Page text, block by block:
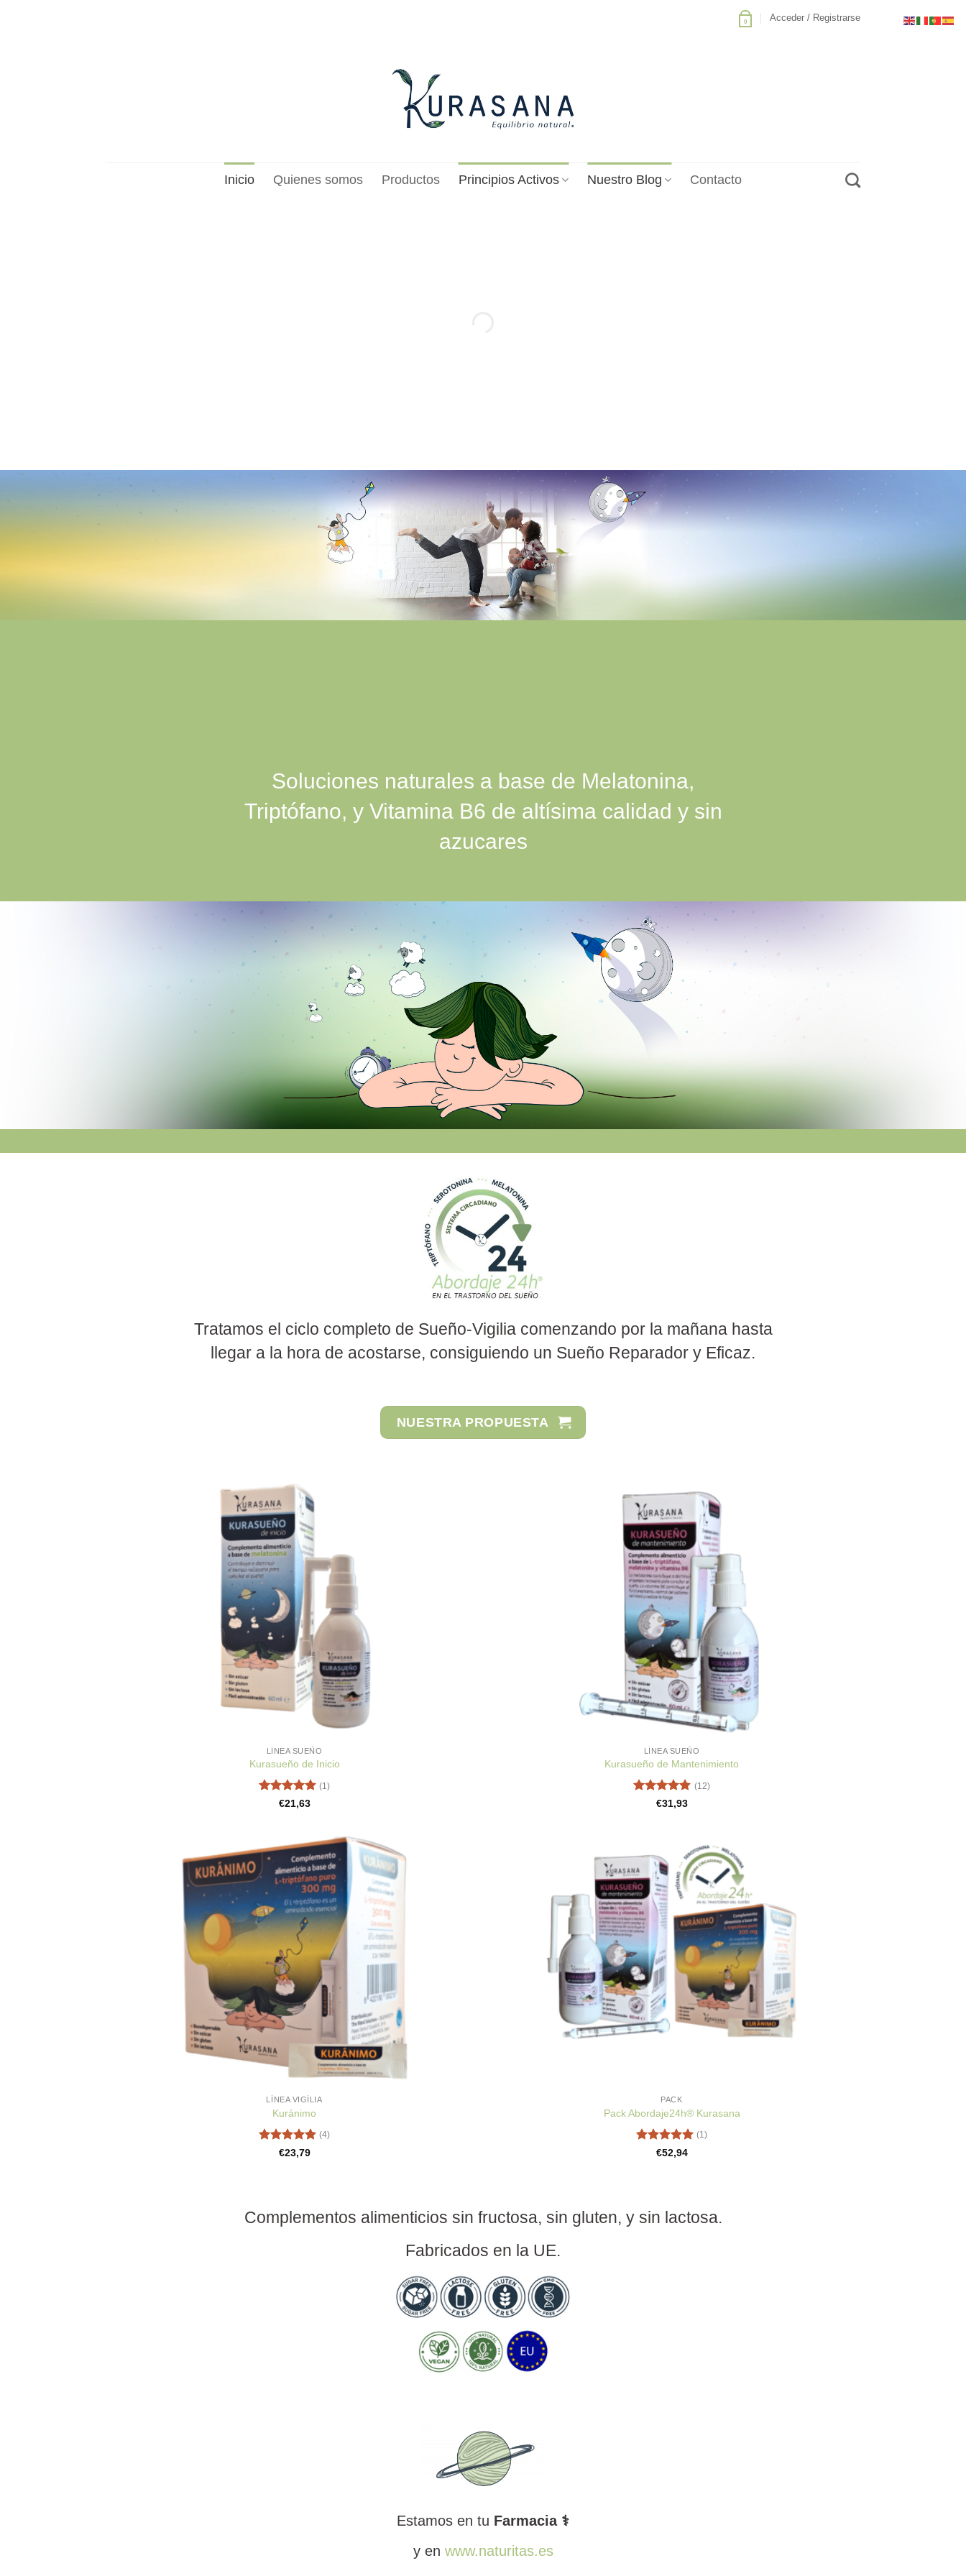
0 Acceder / Registrarse
Inicio Quienes somos Productos Principios Activos Nuestro Blog Contacto
Soluciones naturales a base de Melatonina,
Triptófano, y Vitamina B6 de altísima calidad y sin
azucares
Tratamos el ciclo completo de Sueño-Vigilia comenzando por la mañana hasta
llegar a la hora de acostarse, consiguiendo un Sueño Reparador y Eficaz.
NUESTRA PROPUESTA
LÍNEA SUEÑO
Kurasueño de Inicio
Valorado
(1)
€21,63
LÍNEA SUEÑO
Kurasueño de Mantenimiento
Valorado
(12)
€31,93
LÍNEA VIGÍLIA
Kuránimo
Valorado
(4)
€23,79
PACK
Pack Abordaje24h® Kurasana
Valorado
(1)
€52,94
Complementos alimenticios sin fructosa, sin gluten, y sin lactosa.
Fabricados en la UE.
Estamos en tu Farmacia ⚕️
y en www.naturitas.es